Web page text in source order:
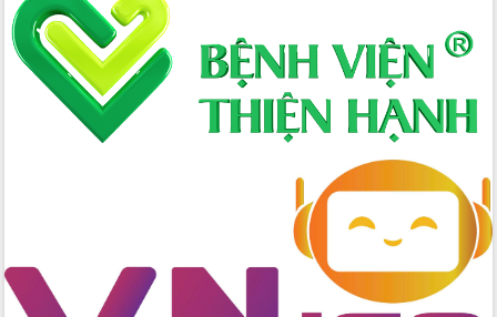
Chuyển đổi số 'mở đường' cho nông
nghiệp Đắk Lắk tăng trưởng bứt phá
Triển khai đồng bộ đo đạc, lập hồ sơ
địa chính, hoàn thiện cơ sở dữ liệu đất
Ứng dụng sinh trắc học - Bước tiến
nghệ, hướng tới phát triển thủy sản
bền vững